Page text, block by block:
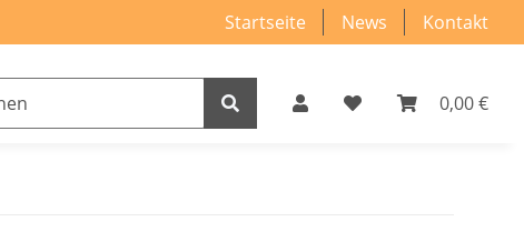
Startseite News Kontakt
0,00 €